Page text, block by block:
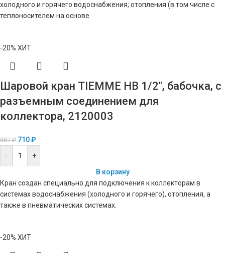
холодного и горячего водоснабжения; отопления (в том числе с
теплоносителем на основе
-20% ХИТ
Шаровой кран TIEMME НВ 1/2″, бабочка, с
разъемным соединением для
коллектора, 2120003
887₽ 710₽
-
+
В корзину
Кран создан специально для подключения к коллекторам в
системах водоснабжения (холодного и горячего), отопления, а
также в пневматических системах.
-20% ХИТ